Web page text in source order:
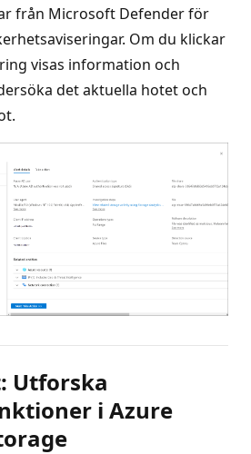
från Microsoft Defender för
Om du klickar
visas information och
det aktuella hotet och
Utforska
i Azure